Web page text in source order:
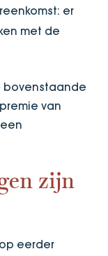
er
met de
bovenstaande
van
zijn
eerder